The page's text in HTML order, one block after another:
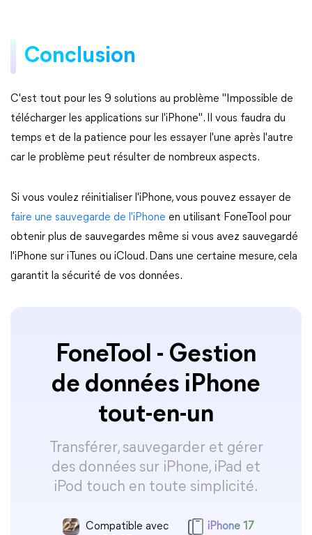
Conclusion
C'est tout pour les 9 solutions au problème "Impossible de
télécharger les applications sur l'iPhone". Il vous faudra du
temps et de la patience pour les essayer l'une après l'autre
car le problème peut résulter de nombreux aspects.
Si vous voulez réinitialiser l'iPhone, vous pouvez essayer de
faire une sauvegarde de l'iPhone en utilisant FoneTool pour
obtenir plus de sauvegardes même si vous avez sauvegardé
l'iPhone sur iTunes ou iCloud. Dans une certaine mesure, cela
garantit la sécurité de vos données.
FoneTool - Gestion
de données iPhone
tout-en-un
Transférer, sauvegarder et gérer
des données sur iPhone, iPad et
iPod touch en toute simplicité.
Compatible avec
iPhone 17